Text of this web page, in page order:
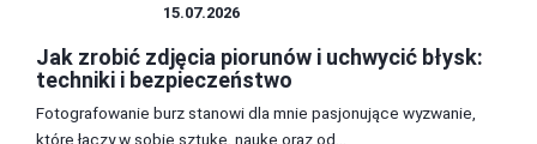
15.07.2026
Jak zrobić zdjęcia piorunów i uchwycić błysk:
techniki i bezpieczeństwo
Fotografowanie burz stanowi dla mnie pasjonujące wyzwanie,
które łączy w sobie sztukę, naukę oraz od...